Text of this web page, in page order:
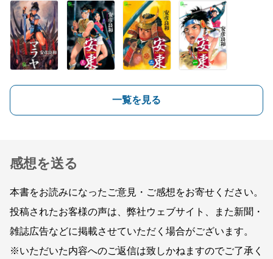
一覧を見る
感想を送る
本書をお読みになったご意見・ご感想をお寄せください。
投稿されたお客様の声は、弊社ウェブサイト、また新聞・
雑誌広告などに掲載させていただく場合がございます。
※いただいた内容へのご返信は致しかねますのでご了承く